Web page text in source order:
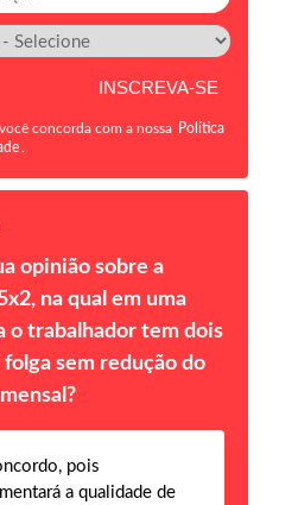
concorda com a nossa Política
opinião sobre a
na qual em uma
o trabalhador tem dois
folga sem redução do
pois
a qualidade de